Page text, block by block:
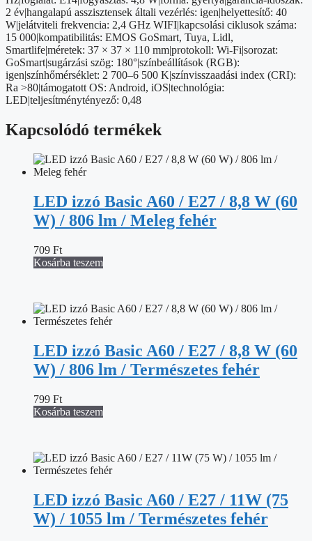
/
dimmelhető
/
WiFi
mennyiség
2 év|hangalapú asszisztensek általi vezérlés: igen|helyettesítő: 40
W|jelátviteli frekvencia: 2,4 GHz WIFI|kapcsolási ciklusok száma:
15 000|kompatibilitás: EMOS GoSmart, Tuya, Lidl,
Smartlife|méretek: 37 × 37 × 110 mm|protokoll: Wi-Fi|sorozat:
GoSmart|sugárzási szög: 180°|színbeállítások (RGB):
igen|színhőmérséklet: 2 700–6 500 K|színvisszaadási index (CRI):
Ra >80|támogatott OS: Android, iOS|technológia:
LED|teljesítménytényező: 0,48
Kapcsolódó termékek
LED izzó Basic A60 / E27 / 8,8 W (60
W) / 806 lm / Meleg fehér
709 Ft
Kosárba teszem
LED izzó Basic A60 / E27 / 8,8 W (60
W) / 806 lm / Természetes fehér
799 Ft
Kosárba teszem
LED izzó Basic A60 / E27 / 11W (75
W) / 1055 lm / Természetes fehér